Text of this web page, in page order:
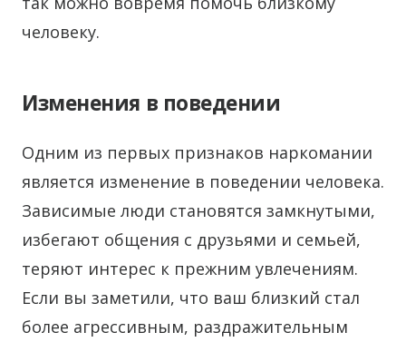
человеку.
Изменения в поведении
Одним из первых признаков наркомании
является изменение в поведении человека.
Зависимые люди становятся замкнутыми,
избегают общения с друзьями и семьей,
теряют интерес к прежним увлечениям.
Если вы заметили, что ваш близкий стал
более агрессивным, раздражительным